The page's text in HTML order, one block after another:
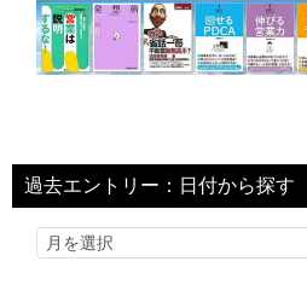
過去エントリー：日付から探す